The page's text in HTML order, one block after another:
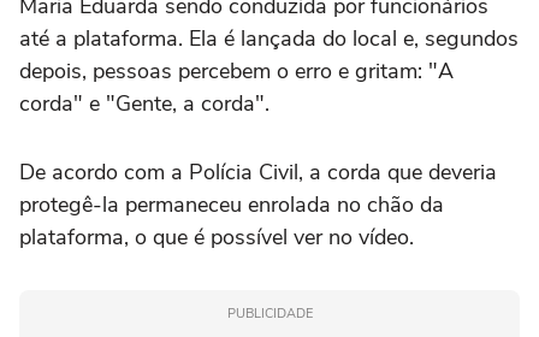
Maria Eduarda sendo conduzida por funcionários
até a plataforma. Ela é lançada do local e, segundos
depois, pessoas percebem o erro e gritam: "A
corda" e "Gente, a corda".
De acordo com a Polícia Civil, a corda que deveria
protegê-la permaneceu enrolada no chão da
plataforma, o que é possível ver no vídeo.
PUBLICIDADE